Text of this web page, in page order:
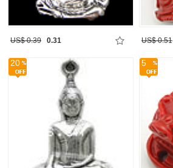
US$ 0.39 0.31 US$ 0.51
20 5